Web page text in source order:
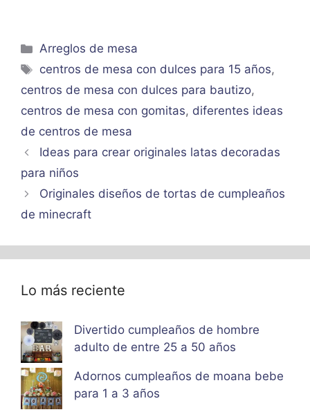
Categorías
Arreglos de mesa
Etiquetas
centros de mesa con dulces para 15 años,
centros de mesa con dulces para bautizo,
centros de mesa con gomitas, diferentes ideas
de centros de mesa
Ideas para crear originales latas decoradas
para niños
Originales diseños de tortas de cumpleaños
de minecraft
Lo más reciente
Divertido cumpleaños de hombre
adulto de entre 25 a 50 años
Adornos cumpleaños de moana bebe
para 1 a 3 años